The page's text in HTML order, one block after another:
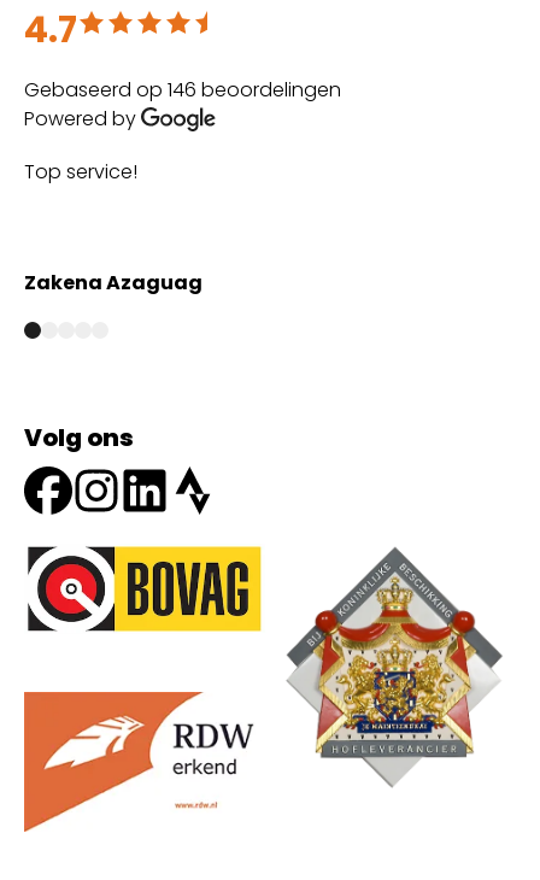
4.7
Beoordeeld met 4.7 uit 5
Gebaseerd op 146 beoordelingen
Powered by
Top service!
Zakena Azaguag
Volg ons
Onze partners